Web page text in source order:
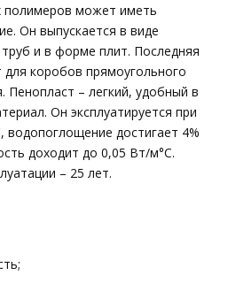
полимеров может иметь
Он выпускается в виде
и в форме плит. Последняя
коробов прямоугольного
Пенопласт – легкий, удобный в
Он эксплуатируется при
водопоглощение достигает 4%
доходит до 0,05 Вт/м°С.
– 25 лет.